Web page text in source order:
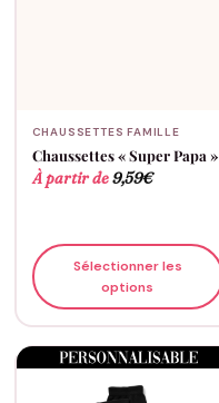
CHAUSSETTES FAMILLE
Chaussettes « Super Papa »
À partir de9,59€
Sélectionner les
options